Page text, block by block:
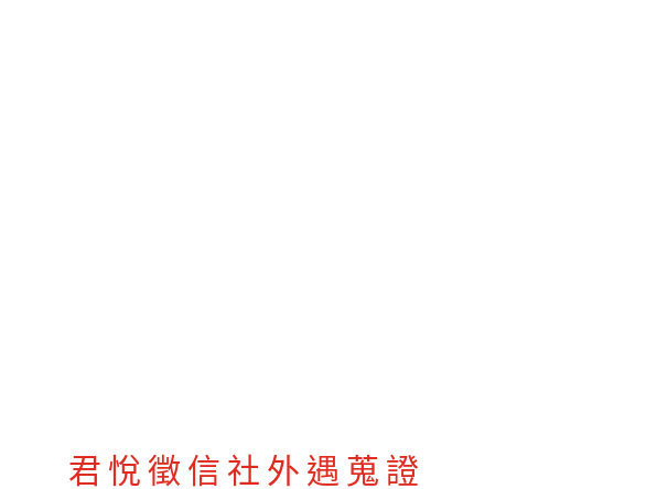
君悅徵信社外遇蒐證